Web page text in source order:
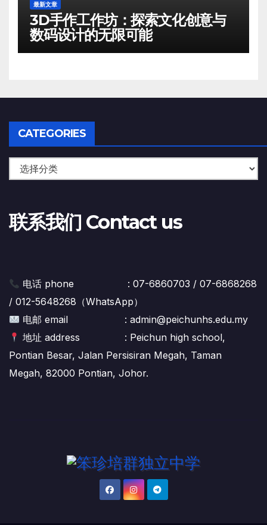
最新文章
3D手作工作坊：探索文化创意与
数码设计的无限可能
CATEGORIES
联系我们 Contact us
电话 phone : 07-6860703 / 07-6868268
/ 012-5648268（WhatsApp）
电邮 email : admin@peichunhs.edu.my
地址 address : Peichun high school,
Pontian Besar, Jalan Persisiran Megah, Taman
Megah, 82000 Pontian, Johor.